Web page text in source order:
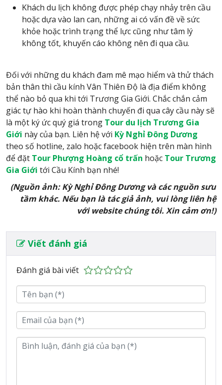
Khách du lịch không được phép chạy nhảy trên cầu
hoặc dựa vào lan can, những ai có vấn đề về sức
khỏe hoặc trình trạng thể lực cũng như tâm lý
không tốt, khuyến cáo không nên đi qua cầu.
Đối với những du khách đam mê mạo hiểm và thử thách
bản thân thì cầu kính Vân Thiên Độ là địa điểm không
thể nào bỏ qua khi tới Trương Gia Giới. Chắc chắn cảm
giác tự hào khi hoàn thành chuyến đi qua cây cầu này sẽ
là một ký ức quý giá trong Tour du lịch Trương Gia
Giới này của bạn. Liên hệ với Kỳ Nghỉ Đông Dương
theo số hotline, zalo hoặc facebook hiện trên màn hình
để đặt Tour Phượng Hoàng cổ trấn hoặc Tour Trương
Gia Giới tới Cầu Kính bạn nhé!
(Nguồn ảnh: Kỳ Nghỉ Đông Dương và các nguồn sưu
tầm khác. Nếu bạn là tác giả ảnh, vui lòng liên hệ
với website chúng tôi. Xin cảm ơn!)
Viết đánh giá
Đánh giá bài viết